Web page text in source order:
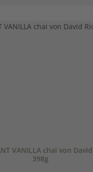
VANILLA chai von
398g